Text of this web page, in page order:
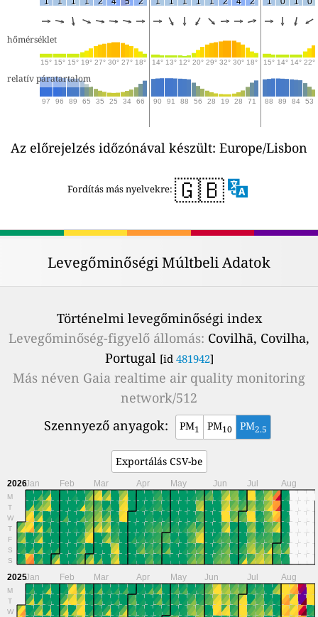
hőmérséklet
15° 15° 15° 19° 27° 30° 27° 18° 14° 13° 12° 20° 29° 32° 30° 18° 15° 14° 14° 22°
relatív páratartalom
97 96 89 65 35 25 34 66 90 91 88 56 28 19 28 71 88 89 84 53
Az előrejelzés időzónával készült: Europe/Lisbon
Fordítás más nyelvekre: 🇬🇧
Levegőminőségi Múltbeli Adatok
Történelmi levegőminőségi index
Levegőminőség-figyelő állomás: Covilhã, Covilha,
Portugal [id 481942]
Más néven Gaia realtime air quality monitoring
network/512
Szennyező anyagok:
PM1 PM10 PM2.5
Exportálás CSV-be
2026
M
T
W
T
F
S
S
Jan Feb Mar Apr May Jun Jul Aug
2025
M
T
W
Jan Feb Mar Apr May Jun Jul Aug